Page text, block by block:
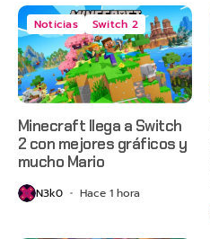
Noticias Switch 2
Minecraft llega a Switch
2 con mejores gráficos y
mucho Mario
N3k0 Hace 1 hora